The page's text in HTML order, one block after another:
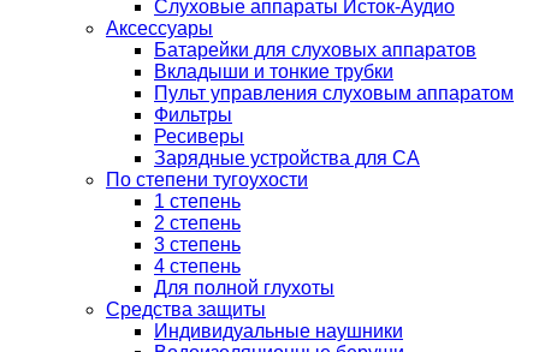
Слуховые аппараты Исток-Аудио
Аксессуары
Батарейки для слуховых аппаратов
Вкладыши и тонкие трубки
Пульт управления слуховым аппаратом
Фильтры
Ресиверы
Зарядные устройства для СА
По степени тугоухости
1 степень
2 степень
3 степень
4 степень
Для полной глухоты
Средства защиты
Индивидуальные наушники